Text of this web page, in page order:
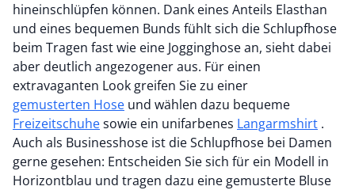
hineinschlüpfen können. Dank eines Anteils Elasthan
und eines bequemen Bunds fühlt sich die Schlupfhose
beim Tragen fast wie eine Jogginghose an, sieht dabei
aber deutlich angezogener aus. Für einen
extravaganten Look greifen Sie zu einer
gemusterten Hose und wählen dazu bequeme
Freizeitschuhesowie ein unifarbenes Langarmshirt .
Auch als Businesshose ist die Schlupfhose bei Damen
gerne gesehen: Entscheiden Sie sich für ein Modell in
Horizontblau und tragen dazu eine gemusterte Bluse